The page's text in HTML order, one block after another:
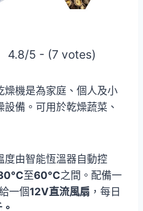
4.8/5 - (7 votes)
燥機是為家庭、個人及小
備。可用於乾燥蔬菜、
度由智能恆溫器自動控
至60°C之間。配備一
一個12V直流風扇 ，每日